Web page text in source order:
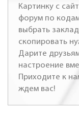
Картинку с
форум по
выбрать
скопировать
Дарите
настроение
Приходите к
ждем вас!